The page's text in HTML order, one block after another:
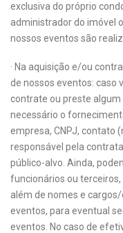
exclusiva do próprio
administrador do imóvel
nossos eventos são
· Na aquisição e/ou
de nossos eventos: caso
contrate ou preste
necessário o
empresa, CNPJ, contato
responsável pela
público-alvo. Ainda,
funcionários ou
além de nomes e
eventos, para eventual
eventos. No caso de